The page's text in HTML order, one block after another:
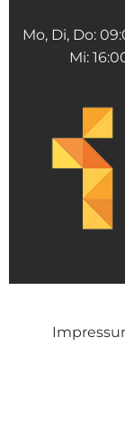
Mo, Di, Do:
Mi: 16:00-